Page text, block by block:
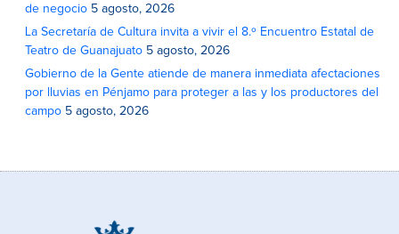
de negocio 5 agosto, 2026
La Secretaría de Cultura invita a vivir el 8.º Encuentro Estatal de
Teatro de Guanajuato 5 agosto, 2026
Gobierno de la Gente atiende de manera inmediata afectaciones
por lluvias en Pénjamo para proteger a las y los productores del
campo 5 agosto, 2026